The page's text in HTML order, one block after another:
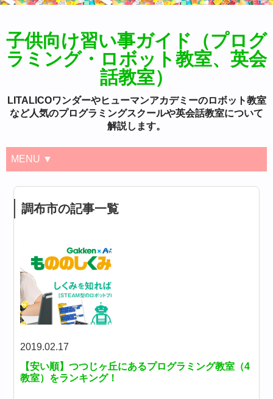
子供向け習い事ガイド（プログ
ラミング・ロボット教室、英会
話教室）
LITALICOワンダーやヒューマンアカデミーのロボット教室
など人気のプログラミングスクールや英会話教室について
解説します。
MENU ▼
調布市の記事一覧
2019.02.17
【安い順】つつじヶ丘にあるプログラミング教室（4
教室）をランキング！